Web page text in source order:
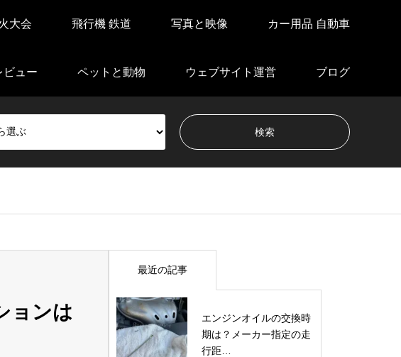
大会 飛行機 鉄道 写真と映像 カー用品 自動車
ビュー ペットと動物 ウェブサイト運営 ブログ
ョンは
最近の記事
エンジンオイルの交換時
期は？メーカー指定の走
行距…